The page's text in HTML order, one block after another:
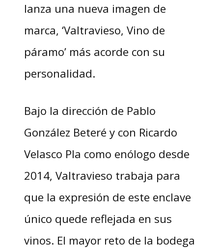
lanza una nueva imagen de
marca, ‘Valtravieso, Vino de
páramo’ más acorde con su
personalidad.
Bajo la dirección de Pablo
González Beteré y con Ricardo
Velasco Pla como enólogo desde
2014, Valtravieso trabaja para
que la expresión de este enclave
único quede reflejada en sus
vinos. El mayor reto de la bodega